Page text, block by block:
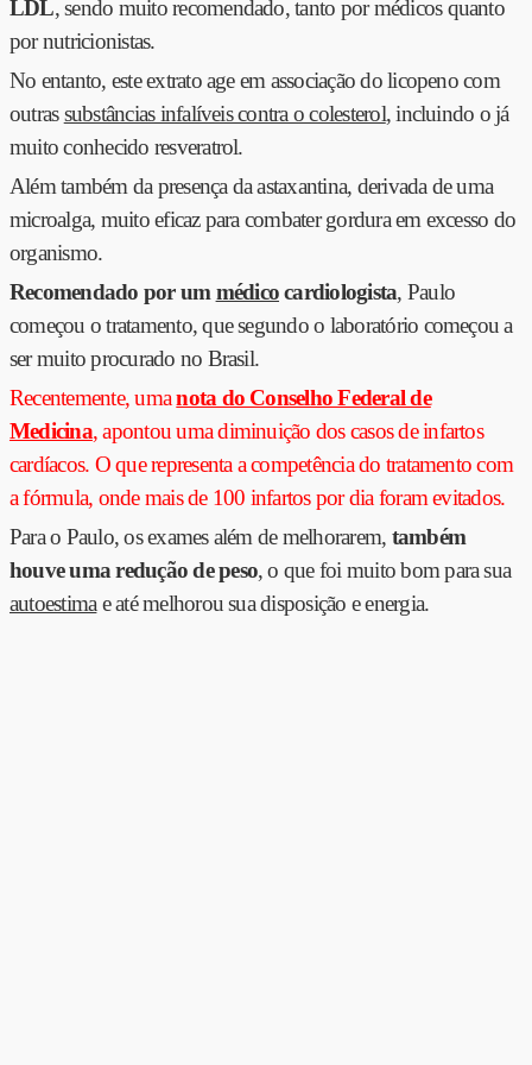
LDL, sendo muito recomendado, tanto por médicos quanto
por nutricionistas.
No entanto, este extrato age em associação do licopeno com
outrassubstâncias infalíveis contra o colesterol, incluindo o já
muito conhecido resveratrol.
Além também da presença da astaxantina, derivada de uma
microalga, muito eficaz para combater gordura em excesso do
organismo.
Recomendado por um médicocardiologista, Paulo
começou o tratamento, que segundo o laboratório começou a
ser muito procurado no Brasil.
Recentemente, umanota do Conselho Federal de
Medicina, apontou uma diminuição dos casos de infartos
cardíacos. O que representa a competência do tratamento com
a fórmula, onde mais de 100 infartos por dia foram evitados.
Para o Paulo, os exames além de melhorarem, também
houve uma redução de peso, o que foi muito bom para sua
autoestima e até melhorou sua disposição e energia.